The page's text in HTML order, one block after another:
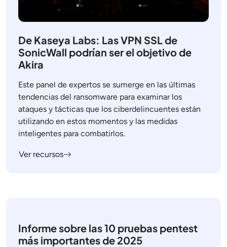
De Kaseya Labs: Las VPN SSL de
SonicWall podrían ser el objetivo de
Akira
Este panel de expertos se sumerge en las últimas
tendencias del ransomware para examinar los
ataques y tácticas que los ciberdelincuentes están
utilizando en estos momentos y las medidas
inteligentes para combatirlos.
Ver recursos
Informe sobre las 10 pruebas pentest
más importantes de 2025